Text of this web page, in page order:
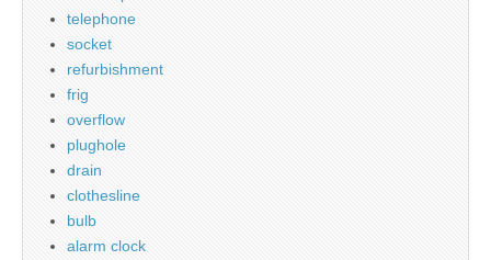
telephone
socket
refurbishment
frig
overflow
plughole
drain
clothesline
bulb
alarm clock